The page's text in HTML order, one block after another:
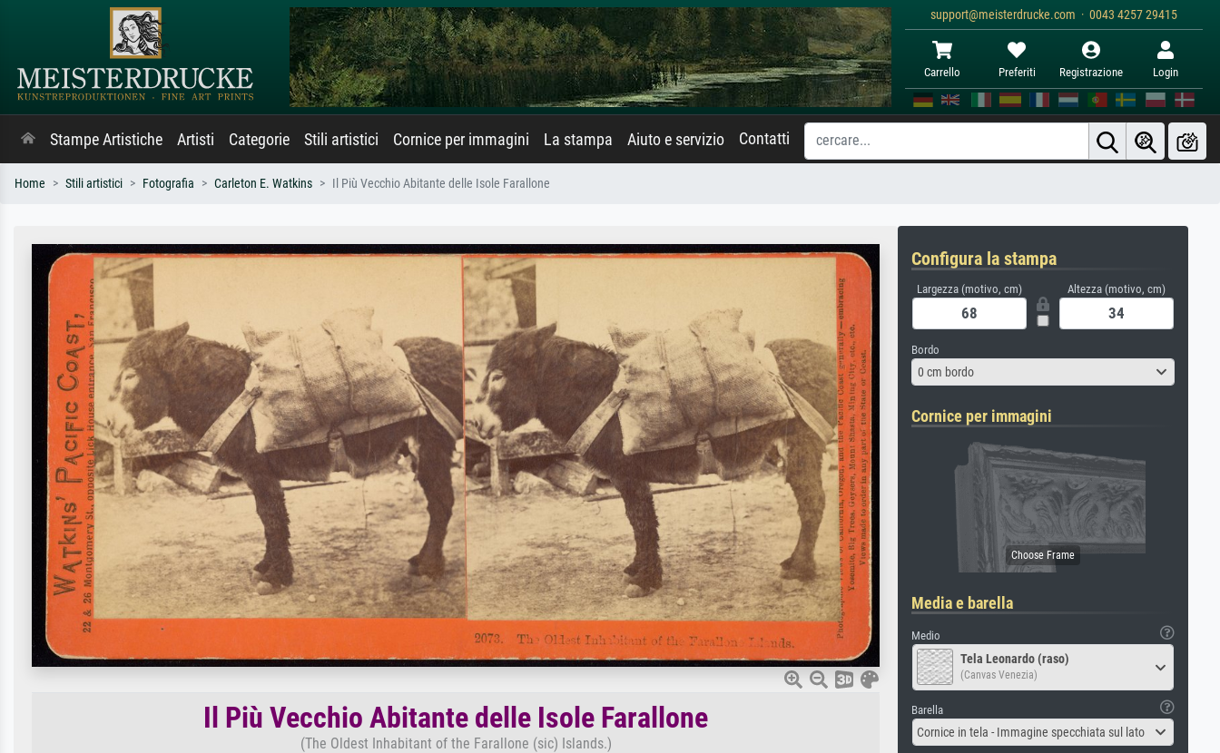
support@meisterdrucke.com · 0043 4257 29415
Carrello Preferiti Registrazione Login
Stampe Artistiche Artisti Categorie Stili artistici Cornice per immagini La stampa Aiuto e servizio Contatti
Home Stili artistici Fotografia Carleton E. Watkins Il Più Vecchio Abitante delle Isole Farallone
Il Più Vecchio Abitante delle Isole Farallone
(The Oldest Inhabitant of the Farallone (sic) Islands.)
Configura la stampa
Largezza (motivo, cm) Altezza (motivo, cm)
Bordo
0 cm bordo
Cornice per immagini
Media e barella
Medio
Tela Leonardo (raso)
(Canvas Venezia)
Barella
Cornice in tela - Immagine specchiata sul lato